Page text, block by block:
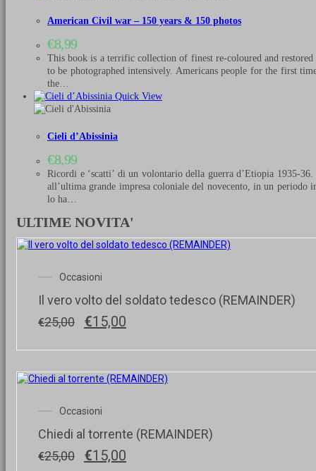
American Civil war – 150 years & 150 photos
€8,99
This book is a terrific collection of finest re-coloured and
to be photographed intensively. Americans people for the first
the…
Quick View
Cieli d’Abissinia
€8,99
Ricordi e ‘scatti’ di un volontario della guerra d’Etiopia 1935-
all’ultima grande impresa coloniale del novecento, in un
lo ha…
ULTIME NOVITA'
Occasioni
Il vero volto del soldato tedesco (REMAINDER)
€25,00
Il
originale
€25,00.
€15,00
attuale
€15,00.
Occasioni
Chiedi al torrente (REMAINDER)
€25,00
Il
€15,00